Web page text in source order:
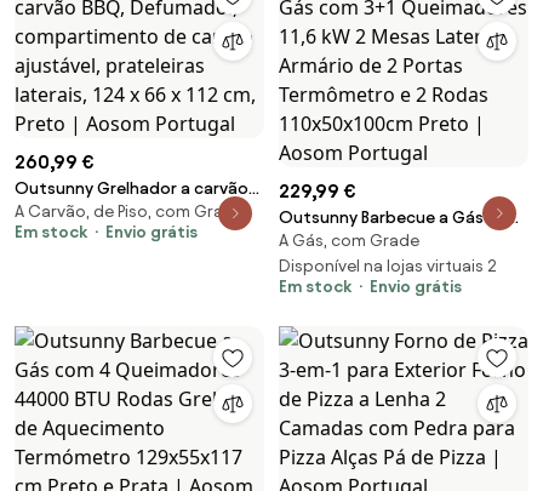
260,99 €
Outsunny Grelhador a carvão
BBQ, Defumador,
compartimento de carvão
A Carvão, de Piso, com Grade
Em stock
Envio grátis
229,99 €
Outsunny Barbecue a Gás com
3+1 Queimadores 11,6 kW 2
Mesas Laterais Armário de 2
Portas Termômetro e 2 Rodas
Portugal
A Gás, com Grade
Disponível na lojas virtuais 2
Em stock
Envio grátis